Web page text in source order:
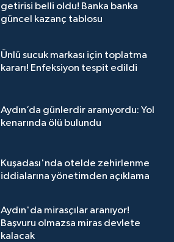
getirisi belli oldu! Banka banka
güncel kazanç tablosu
Ünlü sucuk markası için toplatma
kararı! Enfeksiyon tespit edildi
Aydın’da günlerdir aranıyordu: Yol
kenarında ölü bulundu
Kuşadası'nda otelde zehirlenme
iddialarına yönetimden açıklama
Aydın'da mirasçılar aranıyor!
Başvuru olmazsa miras devlete
kalacak